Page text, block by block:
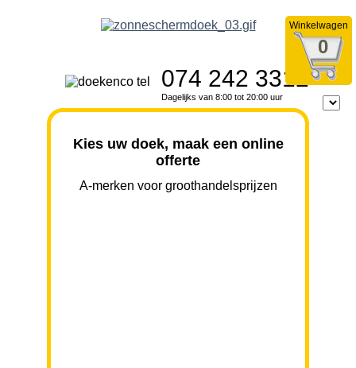
Winkelwagen
0
074 242 3312
Dagelijks van 8:00 tot 20:00 uur
Kies uw doek, maak een online
offerte
A-merken voor groothandelsprijzen